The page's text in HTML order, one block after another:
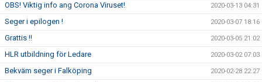
OBS! Viktig info ang Corona Viruset! 2020-03-13 04:31
Seger i epilogen ! 2020-03-07 18:16
Grattis !! 2020-03-05 21:02
HLR utbildning för Ledare 2020-03-02 07:03
Bekväm seger i Falköping 2020-02-28 22:27